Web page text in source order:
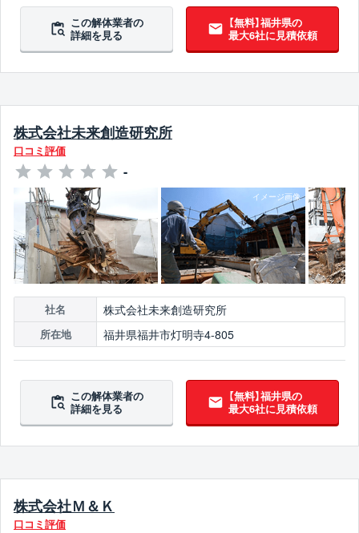
この解体業者の
詳細を見る
【無料】福井県の
最大6社に見積依頼
株式会社未来創造研究所
口コミ評価
-
社名 株式会社未来創造研究所
所在地 福井県福井市灯明寺4-805
この解体業者の
詳細を見る
【無料】福井県の
最大6社に見積依頼
株式会社Ｍ＆Ｋ
口コミ評価